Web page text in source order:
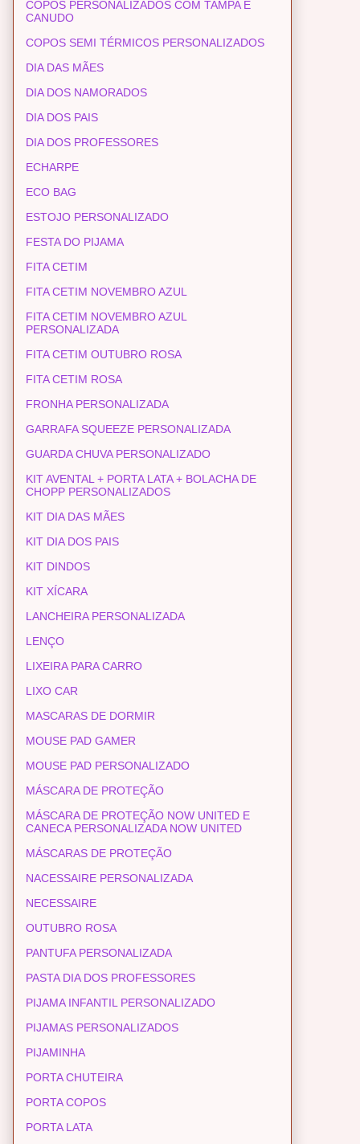
COPOS PERSONALIZADOS COM TAMPA E
CANUDO
COPOS SEMI TÉRMICOS PERSONALIZADOS
DIA DAS MÃES
DIA DOS NAMORADOS
DIA DOS PAIS
DIA DOS PROFESSORES
ECHARPE
ECO BAG
ESTOJO PERSONALIZADO
FESTA DO PIJAMA
FITA CETIM
FITA CETIM NOVEMBRO AZUL
FITA CETIM NOVEMBRO AZUL
PERSONALIZADA
FITA CETIM OUTUBRO ROSA
FITA CETIM ROSA
FRONHA PERSONALIZADA
GARRAFA SQUEEZE PERSONALIZADA
GUARDA CHUVA PERSONALIZADO
KIT AVENTAL + PORTA LATA + BOLACHA DE
CHOPP PERSONALIZADOS
KIT DIA DAS MÃES
KIT DIA DOS PAIS
KIT DINDOS
KIT XÍCARA
LANCHEIRA PERSONALIZADA
LENÇO
LIXEIRA PARA CARRO
LIXO CAR
MASCARAS DE DORMIR
MOUSE PAD GAMER
MOUSE PAD PERSONALIZADO
MÁSCARA DE PROTEÇÃO
MÁSCARA DE PROTEÇÃO NOW UNITED E
CANECA PERSONALIZADA NOW UNITED
MÁSCARAS DE PROTEÇÃO
NACESSAIRE PERSONALIZADA
NECESSAIRE
OUTUBRO ROSA
PANTUFA PERSONALIZADA
PASTA DIA DOS PROFESSORES
PIJAMA INFANTIL PERSONALIZADO
PIJAMAS PERSONALIZADOS
PIJAMINHA
PORTA CHUTEIRA
PORTA COPOS
PORTA LATA